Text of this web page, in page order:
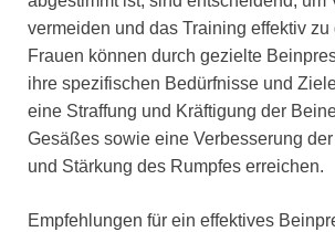
vermeiden und das Training effektiv zu
Frauen können durch gezielte
ihre spezifischen Bedürfnisse und
eine Straffung und Kräftigung der
Gesäßes sowie eine Verbesserung
und Stärkung des Rumpfes erreichen.
Empfehlungen für ein effektives